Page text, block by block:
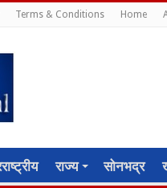
Terms & Conditions Home
राज्य सोनभद्र